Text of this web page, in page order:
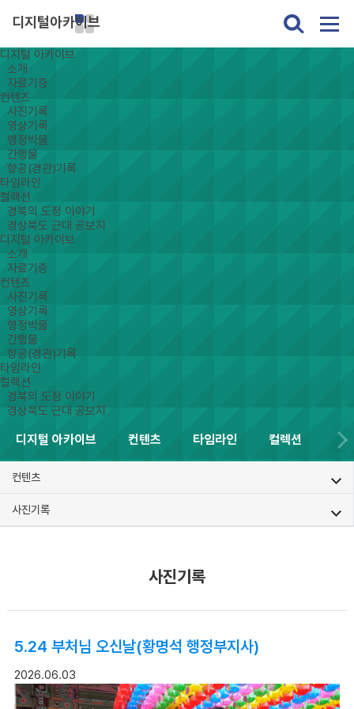
디지털아카이브
디지털 아카이브
소개
자료기증
컨텐츠
사진기록
영상기록
행정박물
간행물
항공(경관)기록
타임라인
컬렉션
경북의 도정 이야기
경상북도 근대 공보지
디지털 아카이브
소개
자료기증
컨텐츠
사진기록
영상기록
행정박물
간행물
항공(경관)기록
타임라인
컬렉션
경북의 도정 이야기
경상북도 근대 공보지
디지털 아카이브 컨텐츠 타임라인 컬렉션
컨텐츠
사진기록
사진기록
5.24 부처님 오신날(황명석 행정부지사)
2026.06.03